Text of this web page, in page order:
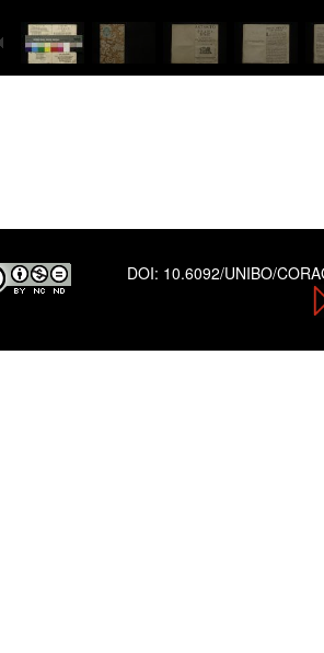
DOI: 10.6092/UNIBO/